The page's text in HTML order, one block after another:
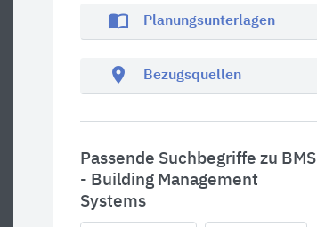
import_contacts Planungsunterlagen
location_on Bezugsquellen
Passende Suchbegriffe zu BMS
- Building Management
Systems